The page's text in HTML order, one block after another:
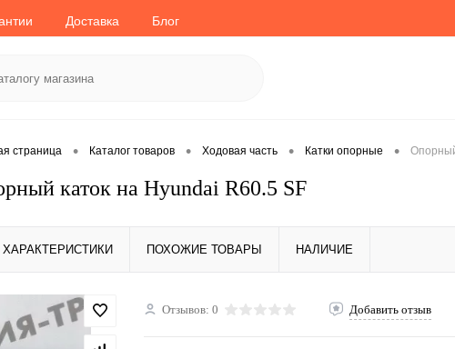
Доставка Блог
страница • Каталог товаров • Ходовая часть • Катки опорные •
каток на Hyundai R60.5 SF
ХАРАКТЕРИСТИКИ ПОХОЖИЕ ТОВАРЫ НАЛИЧИЕ
Отзывов: 0 Добавить отзыв